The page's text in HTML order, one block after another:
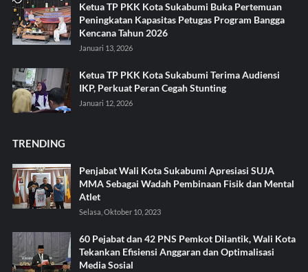
Ketua TP PKK Kota Sukabumi Buka Pertemuan
Peningkatan Kapasitas Petugas Program Bangga
Kencana Tahun 2026
Januari 13, 2026
Ketua TP PKK Kota Sukabumi Terima Audiensi
IKP, Perkuat Peran Cegah Stunting
Januari 12, 2026
TRENDING
Penjabat Wali Kota Sukabumi Apresiasi SUJA
MMA Sebagai Wadah Pembinaan Fisik dan Mental
Atlet
Selasa, Oktober 10, 2023
60 Pejabat dan 42 PNS Pemkot Dilantik, Wali Kota
Tekankan Efisiensi Anggaran dan Optimalisasi
Media Sosial